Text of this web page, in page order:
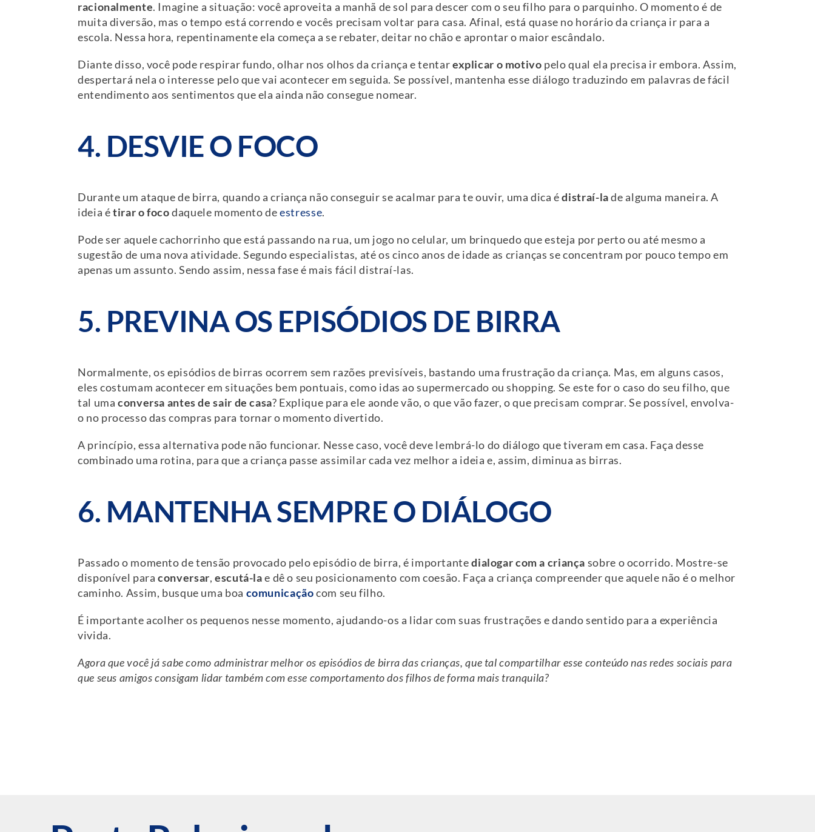
racionalmente. Imagine a situação: você aproveita a manhã de sol para descer com o seu filho para o parquinho. O momento é de
muita diversão, mas o tempo está correndo e vocês precisam voltar para casa. Afinal, está quase no horário da criança ir para a
escola. Nessa hora, repentinamente ela começa a se rebater, deitar no chão e aprontar o maior escândalo.
Diante disso, você pode respirar fundo, olhar nos olhos da criança e tentarexplicar o motivo pelo qual ela precisa ir embora. Assim,
despertará nela o interesse pelo que vai acontecer em seguida. Se possível, mantenha esse diálogo traduzindo em palavras de fácil
entendimento aos sentimentos que ela ainda não consegue nomear.
4. DESVIE O FOCO
Durante um ataque de birra, quando a criança não conseguir se acalmar para te ouvir, uma dica édistraí-lade alguma maneira. A
ideia étirar o focodaquele momento deestresse.
Pode ser aquele cachorrinho que está passando na rua, um jogo no celular, um brinquedo que esteja por perto ou até mesmo a
sugestão de uma nova atividade. Segundo especialistas, até os cinco anos de idade as crianças se concentram por pouco tempo em
apenas um assunto. Sendo assim, nessa fase é mais fácil distraí-las.
5. PREVINA OS EPISÓDIOS DE BIRRA
Normalmente, os episódios de birras ocorrem sem razões previsíveis, bastando uma frustração da criança. Mas, em alguns casos,
eles costumam acontecer em situações bem pontuais, como idas ao supermercado ou shopping. Se este for o caso do seu filho, que
tal umaconversa antes de sair de casa? Explique para ele aonde vão, o que vão fazer, o que precisam comprar. Se possível, envolva-
o no processo das compras para tornar o momento divertido.
A princípio, essa alternativa pode não funcionar. Nesse caso, você deve lembrá-lo do diálogo que tiveram em casa. Faça desse
combinado uma rotina, para que a criança passe assimilar cada vez melhor a ideia e, assim, diminua as birras.
6. MANTENHA SEMPRE O DIÁLOGO
Passado o momento de tensão provocado pelo episódio de birra, é importantedialogar com a criança sobre o ocorrido. Mostre-se
disponível paraconversar,escutá-lae dê o seu posicionamento com coesão. Faça a criança compreender que aquele não é o melhor
caminho. Assim, busque uma boa comunicaçãocom seu filho.
É importante acolher os pequenos nesse momento, ajudando-os a lidar com suas frustrações e dando sentido para a experiência
vivida.
Agora que você já sabe como administrar melhor os episódios de birra das crianças, que tal compartilhar esse conteúdo nas redes sociais para
que seus amigos consigam lidar também com esse comportamento dos filhos de forma mais tranquila?